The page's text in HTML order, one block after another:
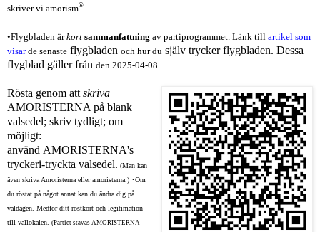
skriver vi amorism®
•Flygbladen ärkort sammanfattning av partiprogrammet. Länk till artikel som
visarde senaste flygbladen och hur du själv trycker flygbladen. Dessa
flygblad gäller från den 2025-04-08.
Rösta genom att skriva
AMORISTERNA på blank
valsedel; skriv tydligt; om
möjligt:
använd AMORISTERNA's
tryckeri-tryckta valsedel. (Man kan
även skriva Amoristerna eller amoristerna.) •Om
du röstat på något annat kan du ändra dig på
valdagen. Medför ditt röstkort och legitimation
till vallokalen. (Partiet stavas AMORISTERNA